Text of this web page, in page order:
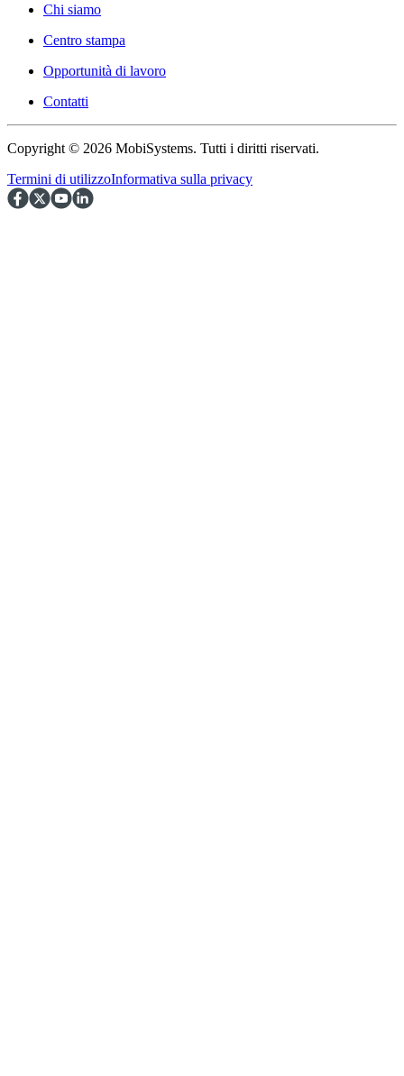
Chi siamo
Centro stampa
Opportunità di lavoro
Contatti
Copyright © 2026 MobiSystems. Tutti i diritti riservati.
Termini di utilizzoInformativa sulla privacy